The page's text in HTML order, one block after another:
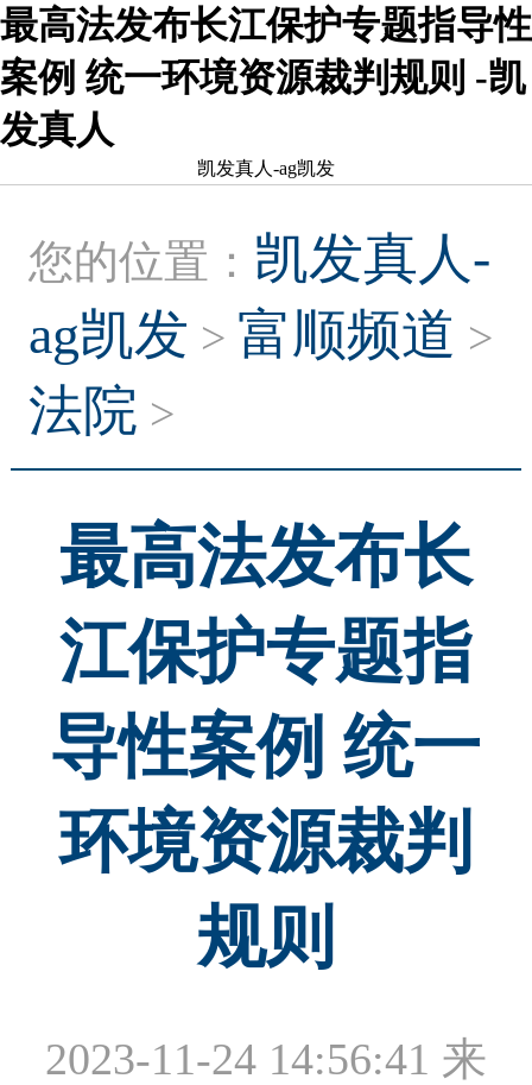
最高法发布长江保护专题指导性
案例 统一环境资源裁判规则 -凯
发真人
凯发真人-ag凯发
您的位置： 凯发真人-
ag凯发 > 富顺频道 >
法院 >
最高法发布长
江保护专题指
导性案例 统一
环境资源裁判
规则
2023-11-24 14:56:41 来